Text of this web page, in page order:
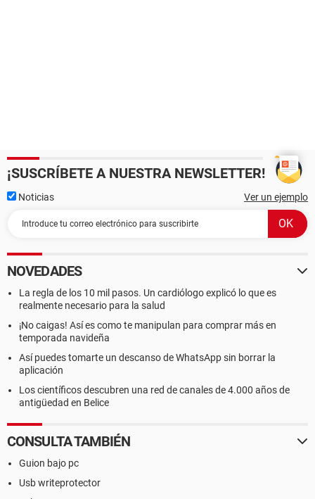
¡SUSCRÍBETE A NUESTRA NEWSLETTER!
Noticias Ver un ejemplo
NOVEDADES
La regla de los 10 mil pasos. Un cardiólogo explicó lo que es
realmente necesario para la salud
¡No caigas! Así es como te manipulan para comprar más en
temporada navideña
Así puedes tomarte un descanso de WhatsApp sin borrar la
aplicación
Los científicos descubren una red de canales de 4.000 años de
antigüedad en Belice
CONSULTA TAMBIÉN
Guion bajo pc
Usb writeprotector